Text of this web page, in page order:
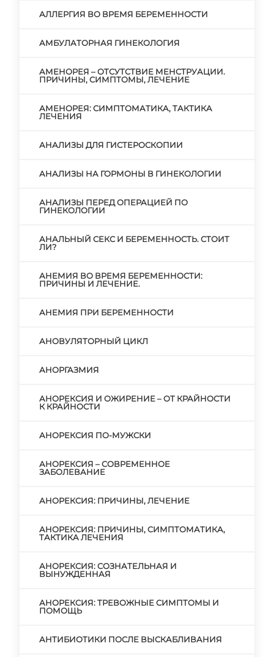
АЛЛЕРГИЯ ВО ВРЕМЯ БЕРЕМЕННОСТИ
АМБУЛАТОРНАЯ ГИНЕКОЛОГИЯ
АМЕНОРЕЯ – ОТСУТСТВИЕ МЕНСТРУАЦИИ.
ПРИЧИНЫ, СИМПТОМЫ, ЛЕЧЕНИЕ
АМЕНОРЕЯ: СИМПТОМАТИКА, ТАКТИКА
ЛЕЧЕНИЯ
АНАЛИЗЫ ДЛЯ ГИСТЕРОСКОПИИ
АНАЛИЗЫ НА ГОРМОНЫ В ГИНЕКОЛОГИИ
АНАЛИЗЫ ПЕРЕД ОПЕРАЦИЕЙ ПО
ГИНЕКОЛОГИИ
АНАЛЬНЫЙ СЕКС И БЕРЕМЕННОСТЬ. СТОИТ
ЛИ?
АНЕМИЯ ВО ВРЕМЯ БЕРЕМЕННОСТИ:
ПРИЧИНЫ И ЛЕЧЕНИЕ.
АНЕМИЯ ПРИ БЕРЕМЕННОСТИ
АНОВУЛЯТОРНЫЙ ЦИКЛ
АНОРГАЗМИЯ
АНОРЕКСИЯ И ОЖИРЕНИЕ – ОТ КРАЙНОСТИ
К КРАЙНОСТИ
АНОРЕКСИЯ ПО-МУЖСКИ
АНОРЕКСИЯ – СОВРЕМЕННОЕ
ЗАБОЛЕВАНИЕ
АНОРЕКСИЯ: ПРИЧИНЫ, ЛЕЧЕНИЕ
АНОРЕКСИЯ: ПРИЧИНЫ, СИМПТОМАТИКА,
ТАКТИКА ЛЕЧЕНИЯ
АНОРЕКСИЯ: СОЗНАТЕЛЬНАЯ И
ВЫНУЖДЕННАЯ
АНОРЕКСИЯ: ТРЕВОЖНЫЕ СИМПТОМЫ И
ПОМОЩЬ
АНТИБИОТИКИ ПОСЛЕ ВЫСКАБЛИВАНИЯ